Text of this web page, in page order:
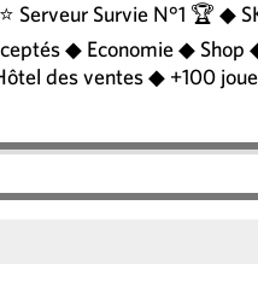
⭐ Serveur Survie N°1 🏆 ◆
◆ Economie ◆
des ventes ◆ +100